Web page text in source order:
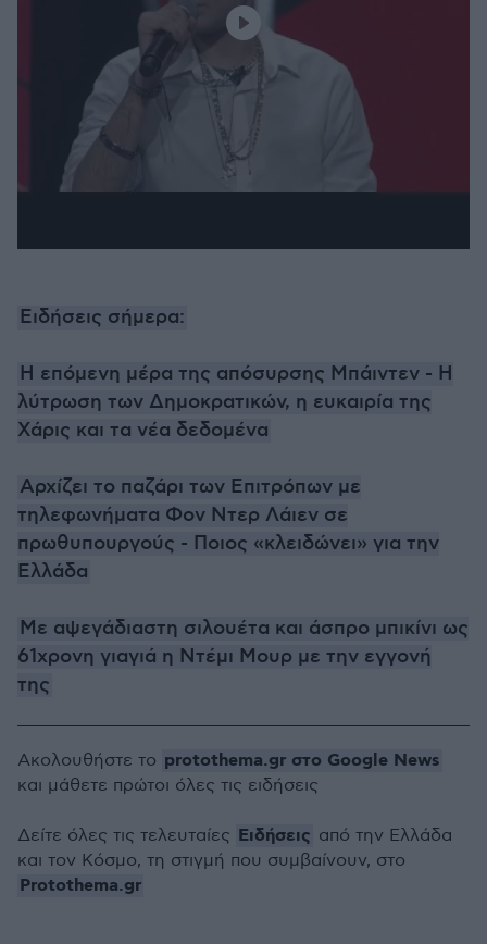
Ειδήσεις σήμερα:
Η επόμενη μέρα της απόσυρσης Μπάιντεν - Η
λύτρωση των Δημοκρατικών, η ευκαιρία της
Χάρις και τα νέα δεδομένα
Αρχίζει το παζάρι των Επιτρόπων με
τηλεφωνήματα Φον Ντερ Λάιεν σε
πρωθυπουργούς - Ποιος «κλειδώνει» για την
Ελλάδα
Με αψεγάδιαστη σιλουέτα και άσπρο μπικίνι ως
61χρονη γιαγιά η Ντέμι Μουρ με την εγγονή
της
Ακολουθήστε το protothema.gr στο Google News
και μάθετε πρώτοι όλες τις ειδήσεις
Δείτε όλες τις τελευταίες Ειδήσεις από την Ελλάδα
και τον Κόσμο, τη στιγμή που συμβαίνουν, στο
Protothema.gr